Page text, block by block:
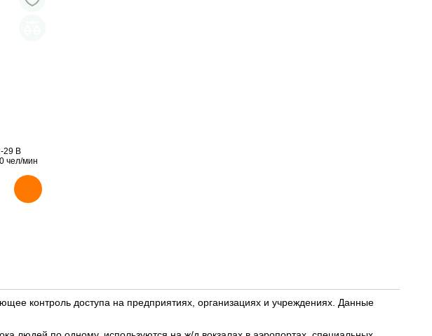
29 В
чел/мин
контроль доступа на предприятиях, организациях и учреждениях. Данные